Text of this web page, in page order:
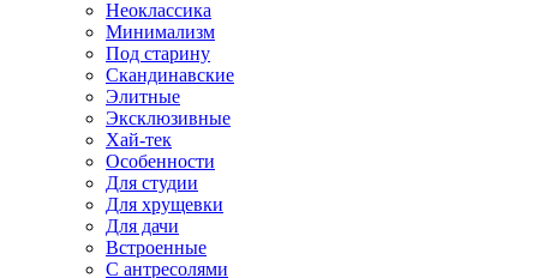
Неоклассика
Минимализм
Под старину
Скандинавские
Элитные
Эксклюзивные
Хай-тек
Особенности
Для студии
Для хрущевки
Для дачи
Встроенные
С антресолями